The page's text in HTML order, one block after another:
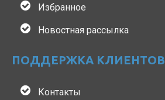
Избранное
Новостная рассылка
ПОДДЕРЖКА КЛИЕНТОВ
Контакты